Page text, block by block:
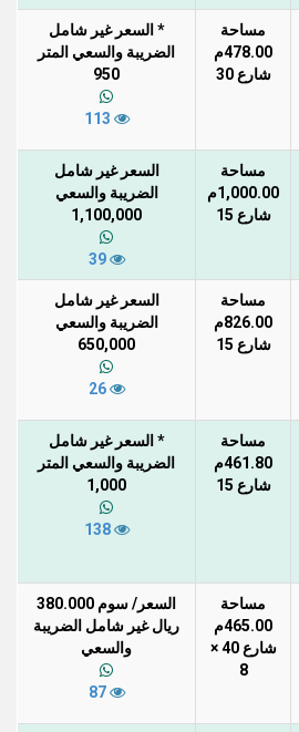
مساحة
478.00م
شارع 30
* السعر غير شامل
الضريبة والسعي المتر
950
مساحة
1,000.00م
شارع 15
السعر غير شامل
الضريبة والسعي
1,100,000
39
مساحة
826.00م
شارع 15
السعر غير شامل
الضريبة والسعي
650,000
26
مساحة
461.80م
شارع 15
* السعر غير شامل
الضريبة والسعي المتر
1,000
138
مساحة
465.00م
شارع 40 ×
8
السعر/ سوم 380.000
ريال غير شامل الضريبة
والسعي
87